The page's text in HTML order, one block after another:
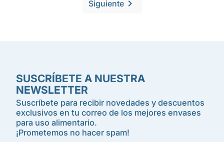
Siguiente
SUSCRÍBETE A NUESTRA
NEWSLETTER
Suscríbete para recibir novedades y descuentos
exclusivos en tu correo de los mejores envases
para uso alimentario.
¡Prometemos no hacer spam!